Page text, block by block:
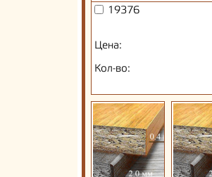
19376
Цена:
Кол-во: